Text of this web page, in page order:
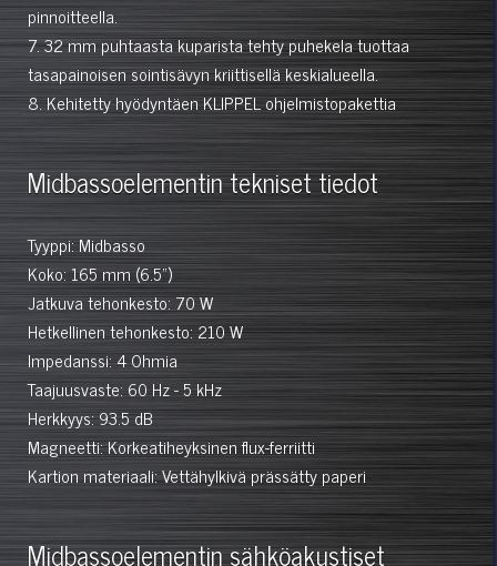
pinnoitteella.
7. 32 mm puhtaasta kuparista tehty puhekela tuottaa
tasapainoisen sointisävyn kriittisellä keskialueella.
8. Kehitetty hyödyntäen KLIPPEL ohjelmistopakettia
Midbassoelementin tekniset tiedot
Tyyppi: Midbasso
Koko: 165 mm (6.5")
Jatkuva tehonkesto: 70 W
Hetkellinen tehonkesto: 210 W
Impedanssi: 4 Ohmia
Taajuusvaste: 60 Hz - 5 kHz
Herkkyys: 93.5 dB
Magneetti: Korkeatiheyksinen flux-ferriitti
Kartion materiaali: Vettähylkivä prässätty paperi
Midbassoelementin sähköakustiset